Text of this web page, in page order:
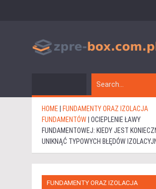
HOME
FUNDAMENTY ORAZ IZOLACJA
FUNDAMENTÓW OCIEPLENIE ŁAWY
FUNDAMENTOWEJ: KIEDY JEST
UNIKNĄĆ TYPOWYCH BŁĘDÓW
FUNDAMENTY ORAZ IZOLACJA